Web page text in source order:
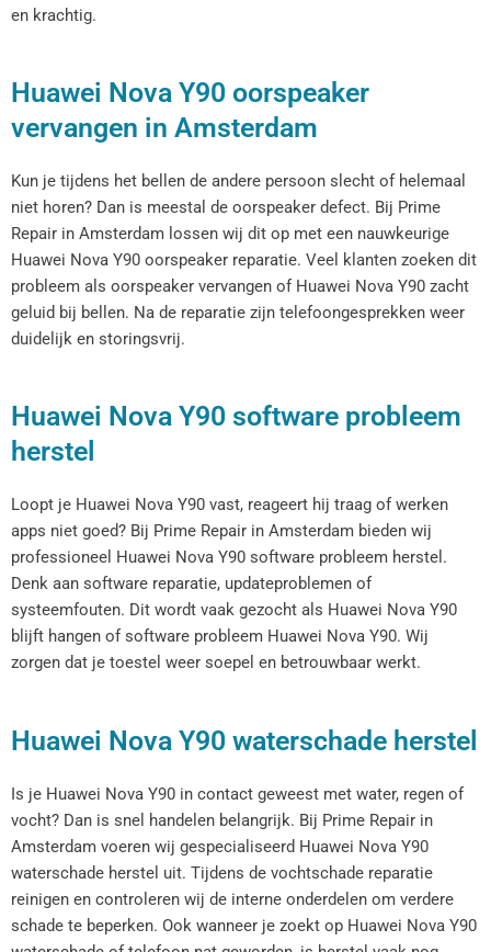
en krachtig.
Huawei Nova Y90 oorspeaker
vervangen in Amsterdam
Kun je tijdens het bellen de andere persoon slecht of helemaal
niet horen? Dan is meestal de oorspeaker defect. Bij Prime
Repair in Amsterdam lossen wij dit op met een nauwkeurige
Huawei Nova Y90 oorspeaker reparatie. Veel klanten zoeken dit
probleem als oorspeaker vervangen of Huawei Nova Y90 zacht
geluid bij bellen. Na de reparatie zijn telefoongesprekken weer
duidelijk en storingsvrij.
Huawei Nova Y90 software probleem
herstel
Loopt je Huawei Nova Y90 vast, reageert hij traag of werken
apps niet goed? Bij Prime Repair in Amsterdam bieden wij
professioneel Huawei Nova Y90 software probleem herstel.
Denk aan software reparatie, updateproblemen of
systeemfouten. Dit wordt vaak gezocht als Huawei Nova Y90
blijft hangen of software probleem Huawei Nova Y90. Wij
zorgen dat je toestel weer soepel en betrouwbaar werkt.
Huawei Nova Y90 waterschade herstel
Is je Huawei Nova Y90 in contact geweest met water, regen of
vocht? Dan is snel handelen belangrijk. Bij Prime Repair in
Amsterdam voeren wij gespecialiseerd Huawei Nova Y90
waterschade herstel uit. Tijdens de vochtschade reparatie
reinigen en controleren wij de interne onderdelen om verdere
schade te beperken. Ook wanneer je zoekt op Huawei Nova Y90